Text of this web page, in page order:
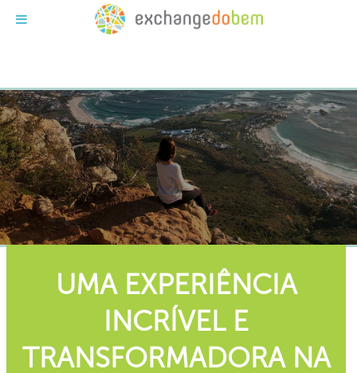
UMA EXPERIÊNCIA
INCRÍVEL E
TRANSFORMADORA NA
Exchange do Bem